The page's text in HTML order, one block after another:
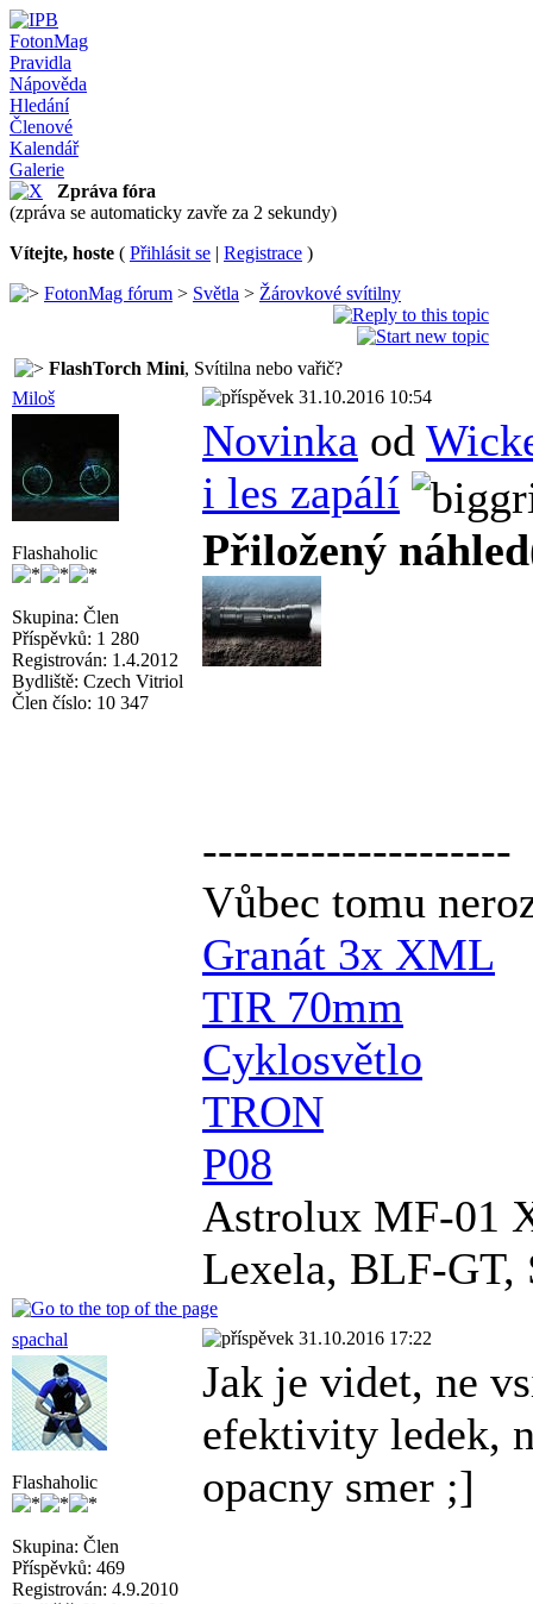
FotonMag
Pravidla
Nápověda
Hledání
Členové
Kalendář
Galerie
Zpráva fóra
(zpráva se automaticky zavře za 2 sekundy)
Vítejte, hoste ( Přihlásit se | Registrace )
FotonMag fórum > Světla > Žárovkové svítilny
FlashTorch Mini, Svítilna nebo vařič?
Miloš
31.10.2016 10:54
Flashaholic
Skupina: Člen
Příspěvků: 1 280
Registrován: 1.4.2012
Bydliště: Czech Vitriol
Člen číslo: 10 347
Novinka od
i les zapálí
Přiložený
--------------------
Vůbec tomu
Granát 3x XML
TIR 70mm
Cyklosvětlo
TRON
P08
Astrolux MF-01
Lexela, BLF-GT,
spachal 31.10.2016 17:22
Flashaholic
Skupina: Člen
Příspěvků: 469
Registrován: 4.9.2010
Jak je videt, ne
efektivity ledek,
opacny smer ;]